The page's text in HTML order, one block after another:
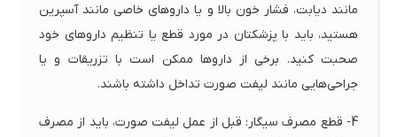
مانند دیابت، فشار خون بالا و یا داروهای خاصی مانند آسپرین
هستید، باید با پزشکتان در مورد قطع یا تنظیم داروهای خود
صحبت کنید. برخی از داروها ممکن است با تزریقات و یا
جراحی‌هایی مانند لیفت صورت تداخل داشته باشند.
4- قطع مصرف سیگار: قبل از عمل لیفت صورت، باید از مصرف